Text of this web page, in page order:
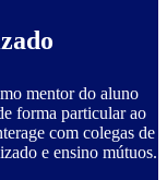
mentor do aluno
forma particular ao
com colegas de
e ensino mútuos.